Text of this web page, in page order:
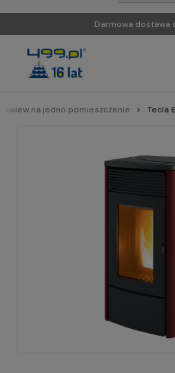
Darmowa dostawa
na jedno pomieszczenie Tecla